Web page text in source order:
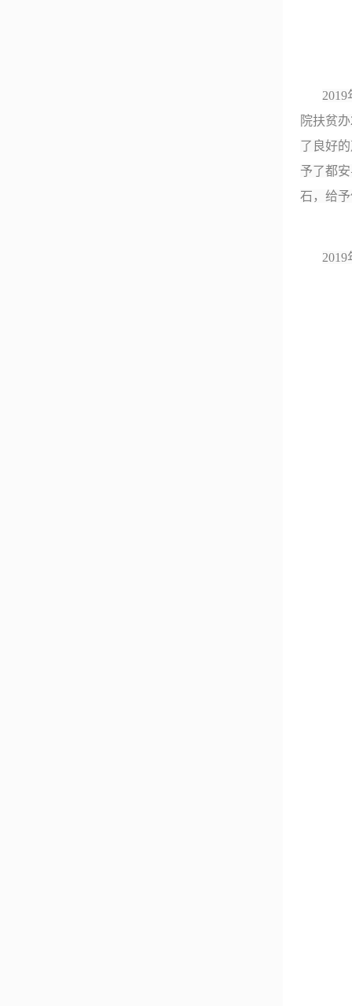
2019
院扶贫办
了良好
予了都
石，给
2019